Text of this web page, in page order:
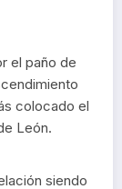
el paño de
colocado el
León.
siendo